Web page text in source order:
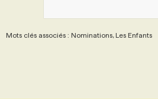
Mots clés associés : Nominations, Les Enfants